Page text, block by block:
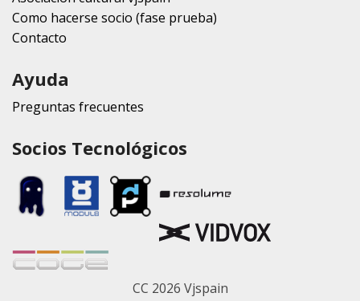
Como hacerse socio (fase prueba)
Contacto
Ayuda
Preguntas frecuentes
Socios Tecnológicos
CC 2026 Vjspain